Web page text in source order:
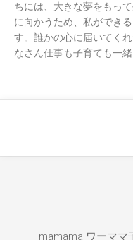
ちには、大きな夢をもっ
に向かうため、私ができ
す。誰かの心に届いてく
なさん仕事も子育ても一
mamama ワーママ